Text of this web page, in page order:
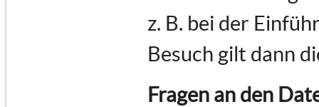
z. B. bei der
Besuch gilt dann
Fragen an den